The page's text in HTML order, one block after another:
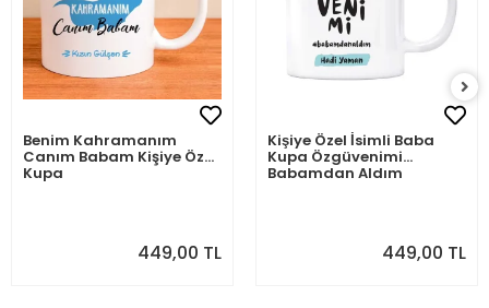
Benim Kahramanım
Canım Babam Kişiye Özel
Kupa
449,00 TL
Kişiye Özel İsimli Baba
Kupa Özgüvenimi
Babamdan Aldım
449,00 TL